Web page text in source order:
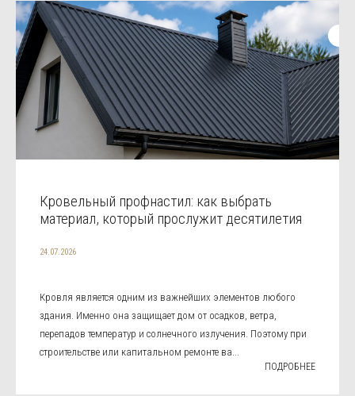
Кровельный профнастил: как выбрать
материал, который прослужит десятилетия
24.07.2026
Кровля является одним из важнейших элементов любого
здания. Именно она защищает дом от осадков, ветра,
перепадов температур и солнечного излучения. Поэтому при
строительстве или капитальном ремонте ва...
ПОДРОБНЕЕ